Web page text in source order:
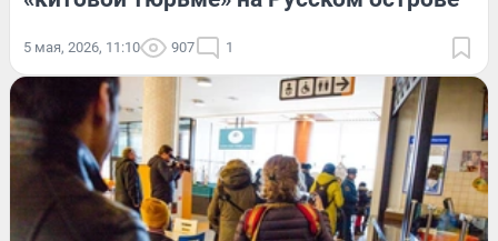
5 мая, 2026, 11:10 907 1